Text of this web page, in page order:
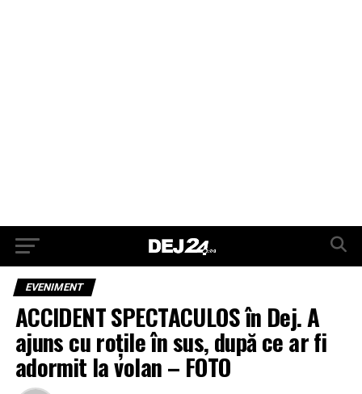
EVENIMENT
ACCIDENT SPECTACULOS în Dej. A
ajuns cu roțile în sus, după ce ar fi
adormit la volan – FOTO